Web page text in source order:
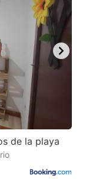
de la playa